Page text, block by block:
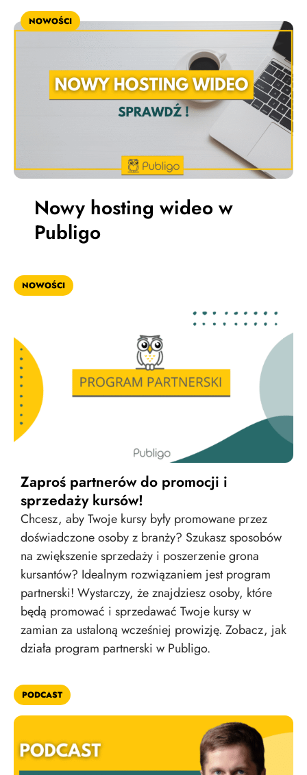
NOWOŚCI
Nowy hosting wideo w
Publigo
NOWOŚCI
Zaproś partnerów do promocji i
sprzedaży kursów!
Chcesz, aby Twoje kursy były promowane przez
doświadczone osoby z branży? Szukasz sposobów
na zwiększenie sprzedaży i poszerzenie grona
kursantów? Idealnym rozwiązaniem jest program
partnerski! Wystarczy, że znajdziesz osoby, które
będą promować i sprzedawać Twoje kursy w
zamian za ustaloną wcześniej prowizję. Zobacz, jak
działa program partnerski w Publigo.
PODCAST